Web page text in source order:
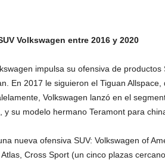
Volkswagen entre 2016 y 2020
impulsa su ofensiva de productos
En 2017 le siguieron el Tiguan Allspace,
Volkswagen lanzó en el
y su modelo hermano Teramont para
nueva ofensiva SUV: Volkswagen of
Cross Sport (un cinco plazas